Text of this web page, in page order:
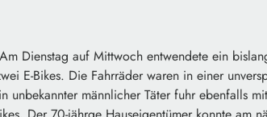
Am Dienstag auf Mittwoch entwendete ein
E-Bikes. Die Fahrräder waren in einer
unbekannter männlicher Täter fuhr ebenfalls